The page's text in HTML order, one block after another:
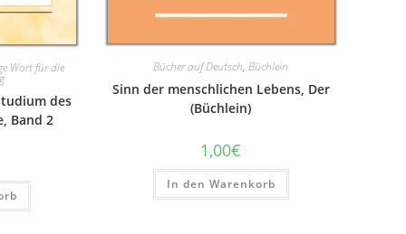
Wort für die
des
Band 2
Bücher auf Deutsch,Büchlein
Sinn der menschlichen Lebens, Der
(Büchlein)
1,00€
In den Warenkorb